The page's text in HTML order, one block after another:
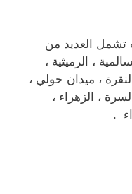
تشمل العديد من
، الرميثية ،
، ميدان حولي ،
، الزهراء ،
.